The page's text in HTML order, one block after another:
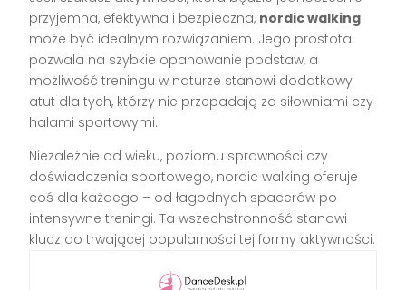
przyjemna, efektywna i bezpieczna, nordic walking
może być idealnym rozwiązaniem. Jego prostota
pozwala na szybkie opanowanie podstaw, a
możliwość treningu w naturze stanowi dodatkowy
atut dla tych, którzy nie przepadają za siłowniami czy
halami sportowymi.
Niezależnie od wieku, poziomu sprawności czy
doświadczenia sportowego, nordic walking oferuje
coś dla każdego – od łagodnych spacerów po
intensywne treningi. Ta wszechstronność stanowi
klucz do trwającej popularności tej formy aktywności.